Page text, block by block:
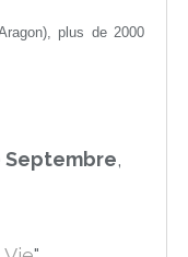
plus de 2000
Septembre,